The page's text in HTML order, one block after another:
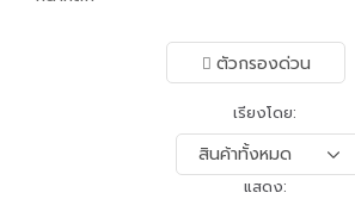
ตัวกรองด่วน
เรียงโดย:
แสดง: